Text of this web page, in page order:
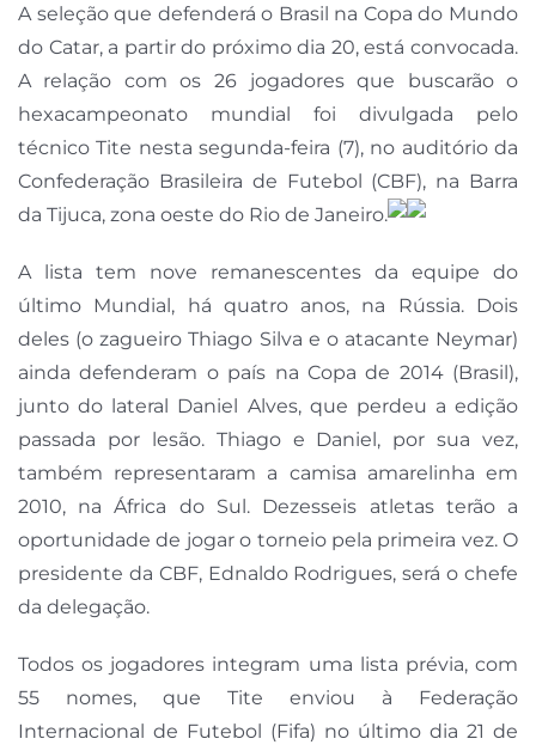
A seleção que defenderá o Brasil na Copa do Mundo
do Catar, a partir do próximo dia 20, está convocada.
A relação com os 26 jogadores que buscarão o
hexacampeonato mundial foi divulgada pelo
técnico Tite nesta segunda-feira (7), no auditório da
Confederação Brasileira de Futebol (CBF), na Barra
da Tijuca, zona oeste do Rio de Janeiro.
A lista tem nove remanescentes da equipe do
último Mundial, há quatro anos, na Rússia. Dois
deles (o zagueiro Thiago Silva e o atacante Neymar)
ainda defenderam o país na Copa de 2014 (Brasil),
junto do lateral Daniel Alves, que perdeu a edição
passada por lesão. Thiago e Daniel, por sua vez,
também representaram a camisa amarelinha em
2010, na África do Sul. Dezesseis atletas terão a
oportunidade de jogar o torneio pela primeira vez. O
presidente da CBF, Ednaldo Rodrigues, será o chefe
da delegação.
Todos os jogadores integram uma lista prévia, com
55 nomes, que Tite enviou à Federação
Internacional de Futebol (Fifa) no último dia 21 de